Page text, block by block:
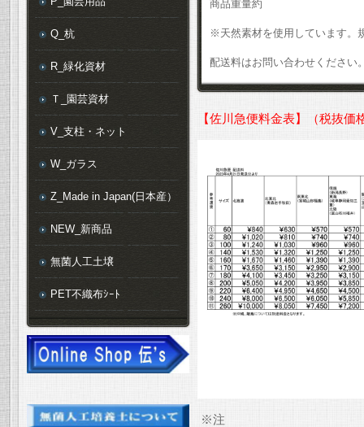
商品重量約
※天然素材を使用しています。
配送料はお問い合わせください
【佐川急便料金表】（税抜価
※注
Q_杭
R_緑化資材
Ｔ_園芸資材
V_支柱・ネット
W_ガラス
Z_Made in Japan(日本産）
NEW_新商品
無菌人工土壌
PET不織布ｼｰﾄ